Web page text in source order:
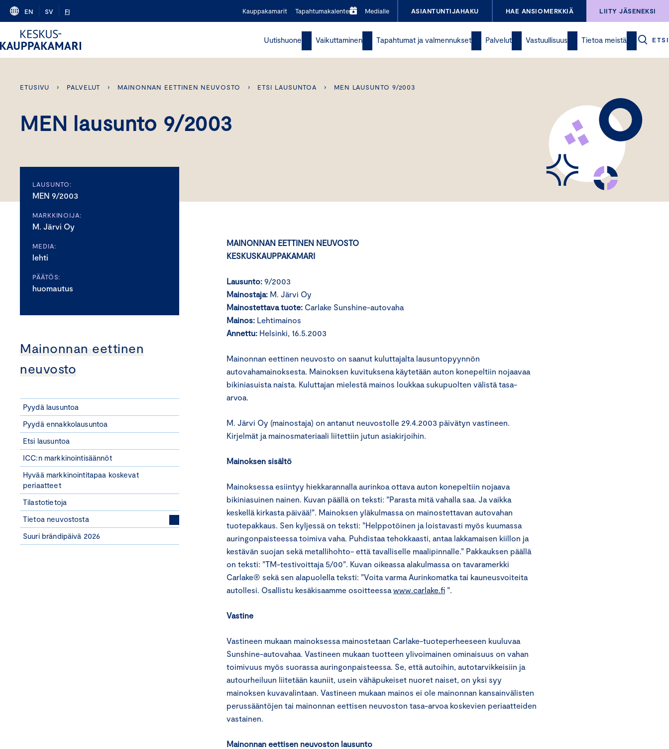
Skip
content
EN SV FI Kauppakamarit Tapahtumakalenteri Medialle ASIANTUNTIJAHAKU HAE ANSIOMERKKIÄ LIITY JÄSENEKSI
Uutishuone Vaikuttaminen Tapahtumat ja valmennukset Palvelut Vastuullisuus Tietoa meistä ETSI
ETUSIVU › PALVELUT › MAINONNAN EETTINEN NEUVOSTO › ETSI LAUSUNTOA › MEN LAUSUNTO 9/2003
MEN lausunto 9/2003
LAUSUNTO:
MEN 9/2003
MARKKINOIJA:
M. Järvi Oy
MEDIA:
lehti
PÄÄTÖS:
huomautus
Mainonnan eettinen
neuvosto
Pyydä lausuntoa
Pyydä ennakkolausuntoa
Etsi lausuntoa
ICC:n markkinointisäännöt
Hyvää markkinointitapaa koskevat
periaatteet
Tilastotietoja
Tietoa neuvostosta
Suuri brändipäivä 2026
MAINONNAN EETTINEN NEUVOSTO
KESKUSKAUPPAKAMARI
Lausunto: 9/2003
Mainostaja: M. Järvi Oy
Mainostettava tuote: Carlake Sunshine-autovaha
Mainos: Lehtimainos
Annettu: Helsinki, 16.5.2003
Mainonnan eettinen neuvosto on saanut kuluttajalta lausuntopyynnön
autovahamainoksesta. Mainoksen kuvituksena käytetään auton konepeltiin nojaavaa
bikiniasuista naista. Kuluttajan mielestä mainos loukkaa sukupuolten välistä tasa-
arvoa.
M. Järvi Oy (mainostaja) on antanut neuvostolle 29.4.2003 päivätyn vastineen.
Kirjelmät ja mainosmateriaali liitettiin jutun asiakirjoihin.
Mainoksen sisältö
Mainoksessa esiintyy hiekkarannalla aurinkoa ottava auton konepeltiin nojaava
bikiniasuinen nainen. Kuvan päällä on teksti: ”Parasta mitä vahalla saa. Ja vaikka
keskellä kirkasta päivää!”. Mainoksen yläkulmassa on mainostettavan autovahan
tuotepakkaus. Sen kyljessä on teksti: ”Helppotöinen ja loistavasti myös kuumassa
auringonpaisteessa toimiva vaha. Puhdistaa tehokkaasti, antaa lakkamaisen kiillon ja
kestävän suojan sekä metallihohto- että tavalliselle maalipinnalle.” Pakkauksen päällä
on teksti: ”TM-testivoittaja 5/00”. Kuvan oikeassa alakulmassa on tavaramerkki
Carlake® sekä sen alapuolella teksti: ”Voita varma Aurinkomatka tai kauneusvoiteita
autollesi. Osallistu kesäkisaamme osoitteessa www.carlake.fi ”.
Vastine
Vastineen mukaan mainoksessa mainostetaan Carlake-tuoteperheeseen kuuluvaa
Sunshine-autovahaa. Vastineen mukaan tuotteen ylivoimainen ominaisuus on vahan
toimivuus myös suorassa auringonpaisteessa. Se, että autoihin, autotarvikkeisiin ja
autourheiluun liitetään kauniit, usein vähäpukeiset nuoret naiset, on yksi syy
mainoksen kuvavalintaan. Vastineen mukaan mainos ei ole mainonnan kansainvälisten
perussääntöjen tai mainonnan eettisen neuvoston tasa-arvoa koskevien periaatteiden
vastainen.
Mainonnan eettisen neuvoston lausunto